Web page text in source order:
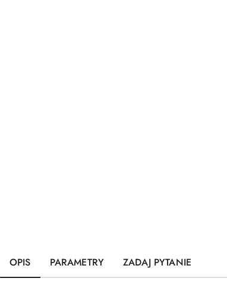
OPIS PARAMETRY ZADAJ PYTANIE